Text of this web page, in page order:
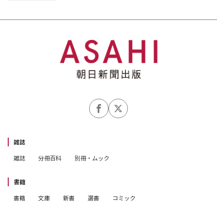
雑誌
雑誌
分冊百科 別冊・ムック
書籍
書籍
文庫 新書 選書 コミック